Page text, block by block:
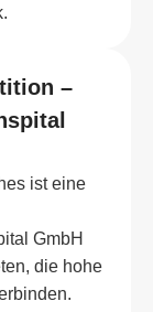
–
ist eine
GmbH
die hohe